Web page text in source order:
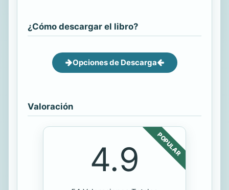
¿Cómo descargar el libro?
Opciones de Descarga
Valoración
POPULAR
4.9